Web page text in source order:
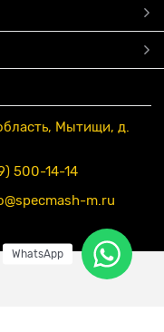
Мытищи, д.
500-14-14
@specmash-m.ru
WhatsApp